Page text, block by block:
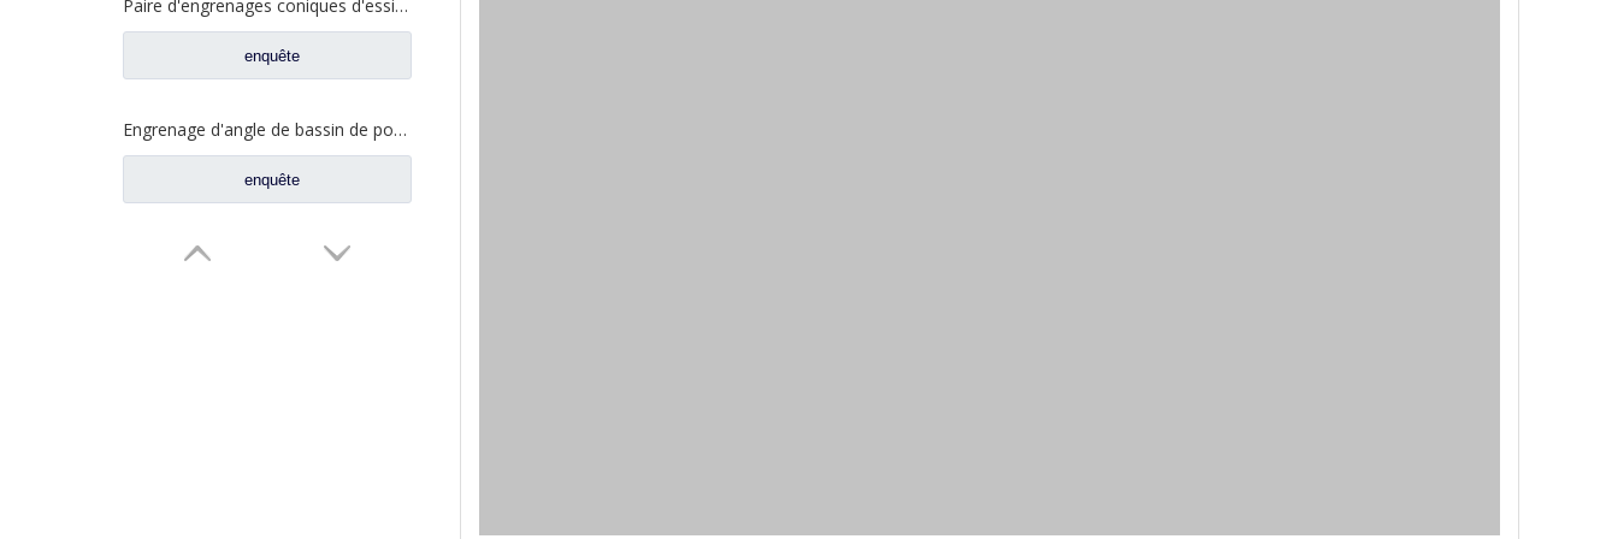
Paire d'engrenages coniques d'essieu moyen 28/21 pour pièces de rechange de camion FAW Jiefang d'essieu A0E 2502036/037-A0E
enquête
Engrenage d'angle de bassin de pont moyen pour pièces de rechange Shamcan DelongTruck 81.35199.6587
enquête